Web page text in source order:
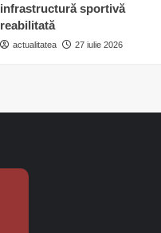
infrastructură sportivă
reabilitată
actualitatea 27 iulie 2026